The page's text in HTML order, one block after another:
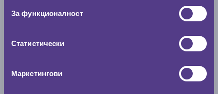
За функционалност
Статистически
Маркетингови
71
61.67 € / 120.62 лв.